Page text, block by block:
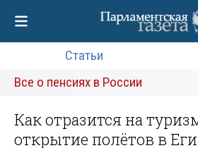
Статьи
Все о пенсиях в России
Как отразится на
открытие полётов в